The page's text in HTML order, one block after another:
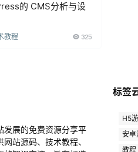
的 CMS分析与设
教程 325
发展的免费资源分享平
站源码、技术教程、
标签
H5
安卓
教程